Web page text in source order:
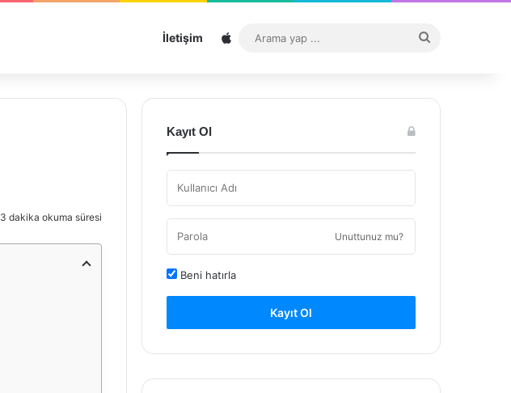
İletişim Sitemap
...
3 dakika okuma süresi
Kayıt Ol
Unuttunuz mu?
Beni hatırla
Kayıt Ol